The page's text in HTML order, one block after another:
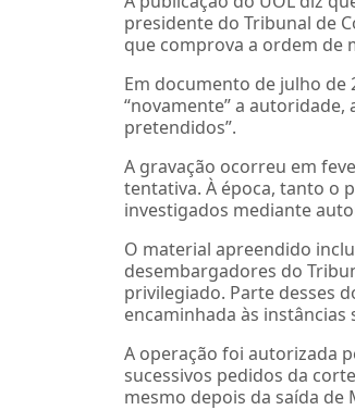
presidente do Tribunal de
que comprova a ordem de
Em documento de julho
“novamente” a
pretendidos”.
A gravação ocorreu em
tentativa. À época, tanto o
investigados mediante
O material apreendido
desembargadores do
privilegiado. Parte desses
encaminhada às instâncias
A operação foi autorizada
sucessivos pedidos da
mesmo depois da saída